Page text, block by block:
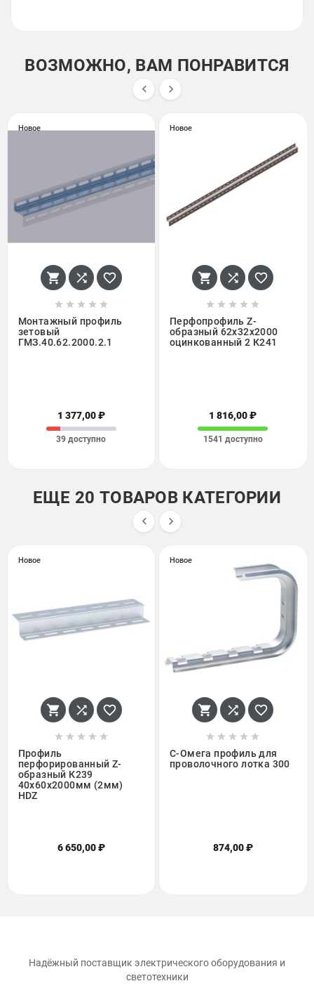
ВОЗМОЖНО, ВАМ ПОНРАВИТСЯ
 
Новое
  
    
Монтажный профиль
зетовый
ГМЗ.40.62.2000.2.1
1 377,00 ₽
39 доступно
Новое
  
    
Перфопрофиль Z-
образный 62х32х2000
оцинкованный 2 К241
1 816,00 ₽
1541 доступно
ЕЩЕ 20 ТОВАРОВ КАТЕГОРИИ
 
Новое
  
    
Профиль
перфорированный Z-
образный К239
40х60х2000мм (2мм)
HDZ
6 650,00 ₽
Новое
  
    
С-Омега профиль для
проволочного лотка 300
874,00 ₽
Надёжный поставщик электрического оборудования и
светотехники